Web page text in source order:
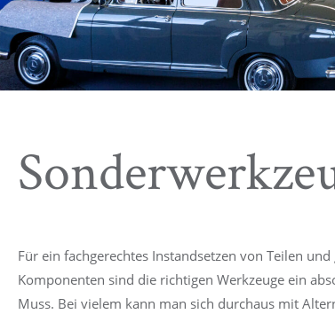
Für ein fachgerechtes Instandsetzen von Teilen und
Komponenten sind die richtigen Werkzeuge ein
Muss. Bei vielem kann man sich durchaus mit